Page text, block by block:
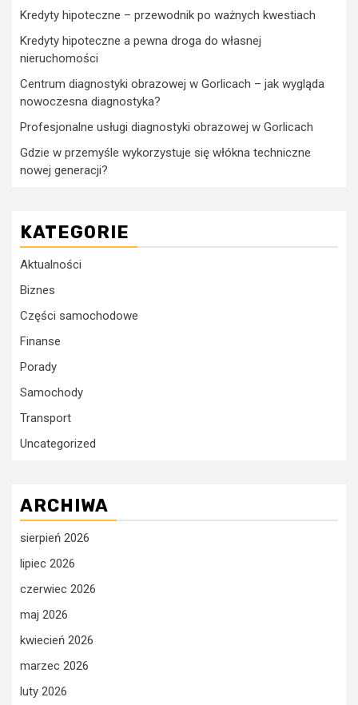
Kredyty hipoteczne – przewodnik po ważnych kwestiach
Kredyty hipoteczne a pewna droga do własnej
nieruchomości
Centrum diagnostyki obrazowej w Gorlicach – jak wygląda
nowoczesna diagnostyka?
Profesjonalne usługi diagnostyki obrazowej w Gorlicach
Gdzie w przemyśle wykorzystuje się włókna techniczne
nowej generacji?
KATEGORIE
Aktualności
Biznes
Części samochodowe
Finanse
Porady
Samochody
Transport
Uncategorized
ARCHIWA
sierpień 2026
lipiec 2026
czerwiec 2026
maj 2026
kwiecień 2026
marzec 2026
luty 2026